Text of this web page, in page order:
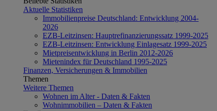
Aktuelle Statistiken
Immobilienpreise Deutschland: Entwicklung 2004-
2026
EZB-Leitzinsen: Hauptrefinanzierungssatz 1999-2025
EZB-Leitzinsen: Entwicklung Einlagesatz 1999-2025
Mietpreisentwicklung in Berlin 2012-2026
Mietenindex für Deutschland 1995-2025
Finanzen, Versicherungen & Immobilien
Themen
Weitere Themen
Wohnen im Alter - Daten & Fakten
Wohnimmobilien – Daten & Fakten